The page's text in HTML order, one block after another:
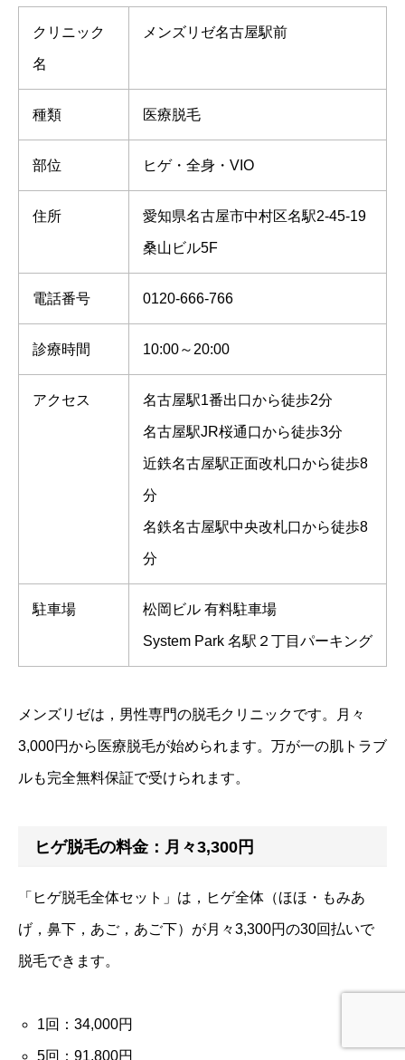
クリニック
名
メンズリゼ名古屋駅前
種類 医療脱毛
部位 ヒゲ・全身・VIO
住所 愛知県名古屋市中村区名駅2-45-19
桑山ビル5F
電話番号 0120-666-766
診療時間 10:00～20:00
アクセス 名古屋駅1番出口から徒歩2分
名古屋駅JR桜通口から徒歩3分
近鉄名古屋駅正面改札口から徒歩8
分
名鉄名古屋駅中央改札口から徒歩8
分
駐車場 松岡ビル 有料駐車場
System Park 名駅２丁目パーキング
メンズリゼは，男性専門の脱毛クリニックです。月々
3,000円から医療脱毛が始められます。万が一の肌トラブ
ルも完全無料保証で受けられます。
ヒゲ脱毛の料金：月々3,300円
「ヒゲ脱毛全体セット」は，ヒゲ全体（ほほ・もみあ
げ，鼻下，あご，あご下）が月々3,300円の30回払いで
脱毛できます。
1回：34,000円
5回：91,800円